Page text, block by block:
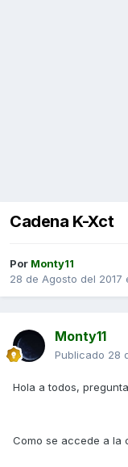
Cadena K-Xct
Por Monty11
28 de Agosto del 2017
Monty11
Publicado 28
Hola a todos,
Como se accede a la